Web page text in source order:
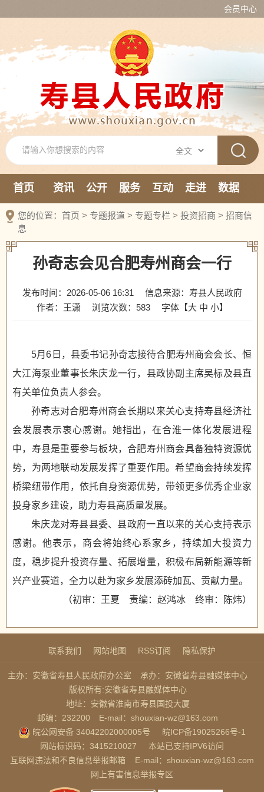
会员中心
首页 资讯 公开 服务 互动 走进
数据
新媒体
您的位置： 首页 > 专题报道 > 专题专栏 > 投资招商 > 招商信
息
孙奇志会见合肥寿州商会一行
发布时间：2026-05-06 16:31
信息来源：寿县人民政府
作者：王潇
浏览次数： 583 字体【大 中 小】
5月6日，县委书记孙奇志接待合肥寿州商会会长、恒
大江海泵业董事长朱庆龙一行，县政协副主席吴标及县直
有关单位负责人参会。
孙奇志对合肥寿州商会长期以来关心支持寿县经济社
会发展表示衷心感谢。她指出，在合淮一体化发展进程
中，寿县是重要参与板块，合肥寿州商会具备独特资源优
势，为两地联动发展发挥了重要作用。希望商会持续发挥
桥梁纽带作用，依托自身资源优势，带领更多优秀企业家
投身家乡建设，助力寿县高质量发展。
朱庆龙对寿县县委、县政府一直以来的关心支持表示
感谢。他表示，商会将始终心系家乡，持续加大投资力
度，稳步提升投资存量、拓展增量，积极布局新能源等新
兴产业赛道，全力以赴为家乡发展添砖加瓦、贡献力量。
（初审：王夏 责编：赵鸿冰 终审：陈炜）
联系我们 网站地图 RSS订阅 隐私保护
主办：安徽省寿县人民政府办公室
承办：安徽省寿县融媒体中心
版权所有:安徽省寿县融媒体中心
地址：安徽省淮南市寿县国投大厦
邮编：232200
E-mail：shouxian-wz@163.com
皖公网安备 34042202000005号
皖ICP备19025266号-1
网站标识码：3415210027
本站已支持IPV6访问
互联网违法和不良信息举报邮箱
E-mail：shouxian-wz@163.com
网上有害信息举报专区